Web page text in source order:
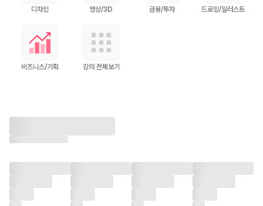
디자인 영상/3D 금융/투자 드로잉/일러스트
비즈니스/기획 강의 전체보기